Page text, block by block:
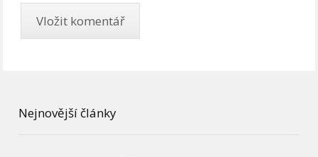
Nejnovější články